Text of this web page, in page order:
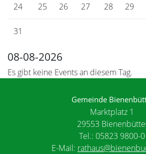
24 25 26 27 28 29
31
08-08-2026
Es gibt keine Events an diesem Tag.
Gemeinde
Marktplatz 1
29553
Tel.: 05823 9800-0
E-Mail: